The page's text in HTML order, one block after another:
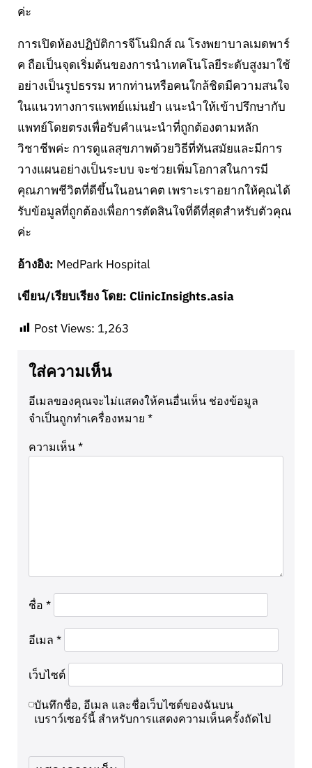
ค่ะ
การเปิดห้องปฏิบัติการจีโนมิกส์ ณ โรงพยาบาลเมดพาร์
ค ถือเป็นจุดเริ่มต้นของการนำเทคโนโลยีระดับสูงมาใช้
อย่างเป็นรูปธรรม หากท่านหรือคนใกล้ชิดมีความสนใจ
ในแนวทางการแพทย์แม่นยำ แนะนำให้เข้าปรึกษากับ
แพทย์โดยตรงเพื่อรับคำแนะนำที่ถูกต้องตามหลัก
วิชาชีพค่ะ การดูแลสุขภาพด้วยวิธีที่ทันสมัยและมีการ
วางแผนอย่างเป็นระบบ จะช่วยเพิ่มโอกาสในการมี
คุณภาพชีวิตที่ดีขึ้นในอนาคต เพราะเราอยากให้คุณได้
รับข้อมูลที่ถูกต้องเพื่อการตัดสินใจที่ดีที่สุดสำหรับตัวคุณ
ค่ะ
อ้างอิง: MedPark Hospital
เขียน/เรียบเรียง โดย: ClinicInsights.asia
Post Views: 1,263
ใส่ความเห็น
อีเมลของคุณจะไม่แสดงให้คนอื่นเห็น ช่องข้อมูล
จำเป็นถูกทำเครื่องหมาย *
ความเห็น *
ชื่อ *
อีเมล *
เว็บไซต์
บันทึกชื่อ, อีเมล และชื่อเว็บไซต์ของฉันบน
เบราว์เซอร์นี้ สำหรับการแสดงความเห็นครั้งถัดไป